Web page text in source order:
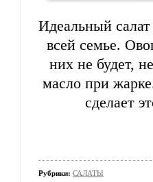
Идеальный
всей семье.
них не будет,
масло при
сделает
Рубрики: САЛАТЫ